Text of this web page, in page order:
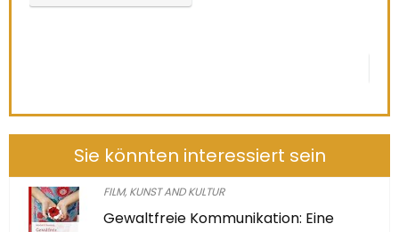
0 2 2 3
Sie könnten interessiert sein
FILM, KUNST AND KULTUR
Gewaltfreie Kommunikation: Eine